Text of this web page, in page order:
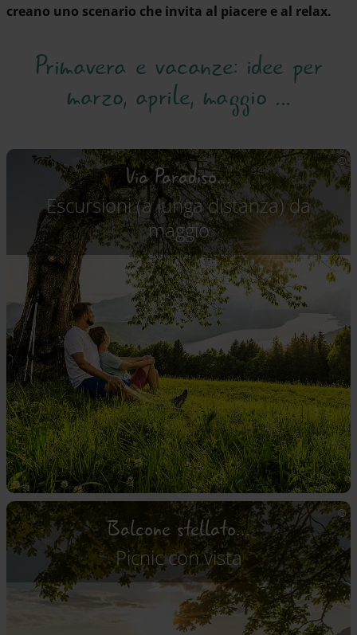
creano uno scenario che invita al piacere e al relax.
Primavera e vacanze: idee per
marzo, aprile, maggio ...
Via Paradiso...
Escursioni (a lunga distanza) da
maggio
Balcone stellato...
Picnic con vista